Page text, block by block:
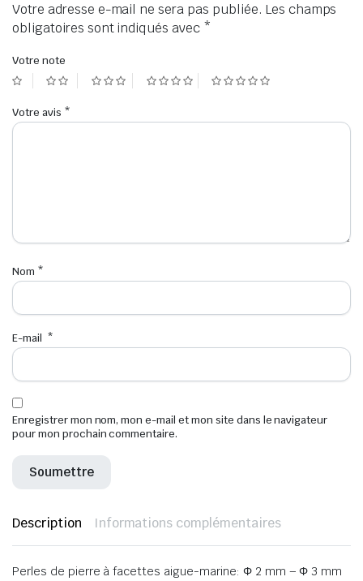
Votre adresse e-mail ne sera pas publiée. Les champs
obligatoires sont indiqués avec *
Votre note
Votre avis *
Nom *
E-mail *
Enregistrer mon nom, mon e-mail et mon site dans le navigateur
pour mon prochain commentaire.
Description Informations complémentaires
Perles de pierre à facettes aigue-marine: Φ 2 mm – Φ 3 mm